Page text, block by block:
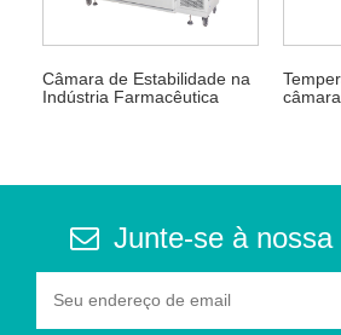
Câmara de Estabilidade na
Indústria Farmacêutica
Junte-se à